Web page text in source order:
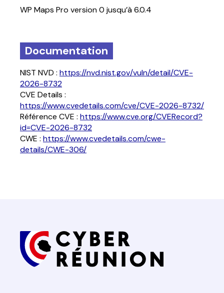
WP Maps Pro version 0 jusqu’à 6.0.4
Documentation
NIST NVD : https://nvd.nist.gov/vuln/detail/CVE-
2026-8732
CVE Details :
https://www.cvedetails.com/cve/CVE-2026-8732/
Référence CVE : https://www.cve.org/CVERecord?
id=CVE-2026-8732
CWE : https://www.cvedetails.com/cwe-
details/CWE-306/